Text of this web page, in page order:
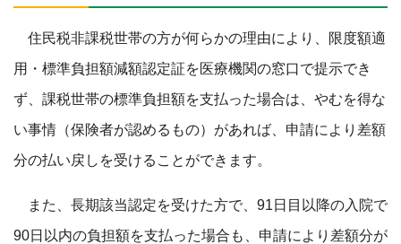
住民税非課税世帯の方が何らかの理由により、限度額適
用・標準負担額減額認定証を医療機関の窓口で提示でき
ず、課税世帯の標準負担額を支払った場合は、やむを得な
い事情（保険者が認めるもの）があれば、申請により差額
分の払い戻しを受けることができます。
また、長期該当認定を受けた方で、91日目以降の入院で
90日以内の負担額を支払った場合も、申請により差額分が